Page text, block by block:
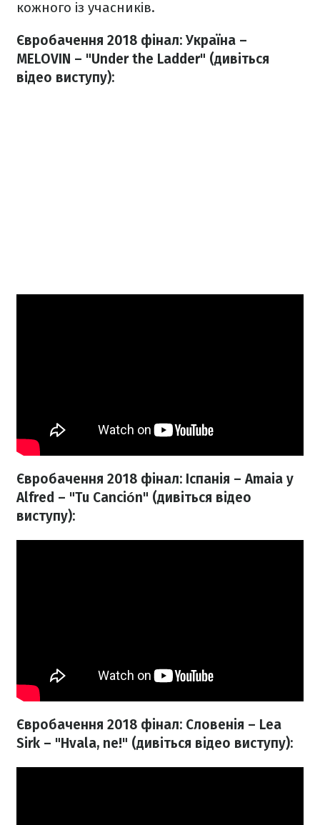
кожного із учасників.
Євробачення 2018 фінал: Україна –
MELOVIN – "Under the Ladder" (дивіться
відео виступу):
Євробачення 2018 фінал: Іспанія – Amaia y
Alfred – "Tu Canción" (дивіться відео
виступу):
Євробачення 2018 фінал: Словенія – Lea
Sirk – "Hvala, ne!" (дивіться відео виступу):